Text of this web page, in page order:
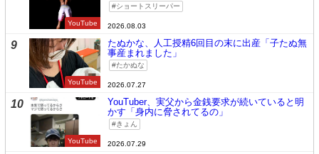
YouTube
ショートスリーパー
2026.08.03
9
YouTube
たぬかな、人工授精6回目の末に出産「子たぬ無
事産まれました」
たかぬな
2026.07.27
10
YouTube
YouTuber、実父から金銭要求が続いていると明
かす「身内に脅されてるの」
きょん
2026.07.29